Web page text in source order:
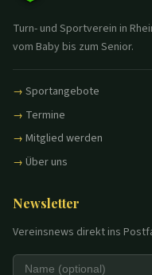
Turn- und Sportverein in
vom Baby bis zum Senior.
Sportangebote
Termine
Mitglied werden
Über uns
Newsletter
Vereinsnews direkt ins